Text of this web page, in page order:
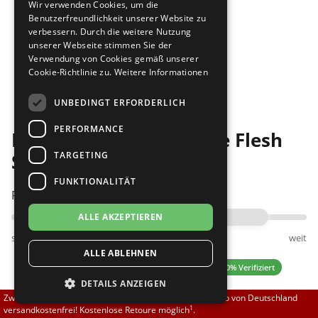
Brautschuhe
Sneaker
Übergrößen 43-44
Flexerinas
Merlet
Nueva Epoca
RayRose
Rummos
Rumpf
SoDanca
TopTanz
Bilder
RayRose 116A Rockslide Flesh
Satin 5 - WEIT
Passt am besten bei Fußweite:
schmal normal weit
5.00 (1 Bewertungen) ✓ 100% Verifiziert
Zwischen 70,00 EUR und 800,00 EUR liefern wir innerhalb von Deutschland
versandkostenfrei! Kostenlose Retoure möglich1.
Wir verwenden Cookies, um die
Benutzerfreundlichkeit unserer Website zu
verbessern. Durch die weitere Nutzung
unserer Webseite stimmen Sie der
Verwendung von Cookies gemäß unserer
Cookie-Richtlinie zu. Weitere Informationen
UNBEDINGT ERFORDERLICH
PERFORMANCE
TARGETING
FUNKTIONALITÄT
ALLE AKZEPTIEREN
ALLE ABLEHNEN
DETAILS ANZEIGEN